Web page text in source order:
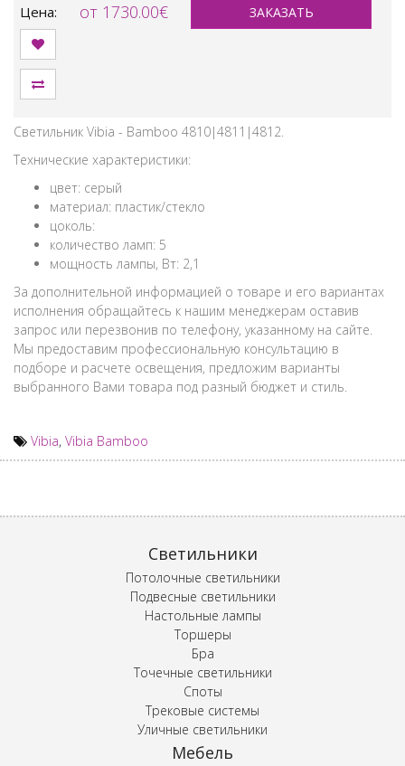
Цена: от 1730.00€ ЗАКАЗАТЬ
Светильник Vibia - Bamboo 4810|4811|4812.
Технические характеристики:
цвет: серый
материал: пластик/стекло
цоколь:
количество ламп: 5
мощность лампы, Вт: 2,1
За дополнительной информацией о товаре и его вариантах
исполнения обращайтесь к нашим менеджерам оставив
запрос или перезвонив по телефону, указанному на сайте.
Мы предоставим профессиональную консультацию в
подборе и расчете освещения, предложим варианты
выбранного Вами товара под разный бюджет и стиль.
Vibia, Vibia Bamboo
Светильники
Потолочные светильники
Подвесные светильники
Настольные лампы
Торшеры
Бра
Точечные светильники
Споты
Трековые системы
Уличные светильники
Мебель